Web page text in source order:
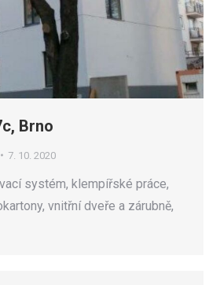
Brno
7. 10. 2020
systém, klempířské práce,
vnitřní dveře a zárubně,